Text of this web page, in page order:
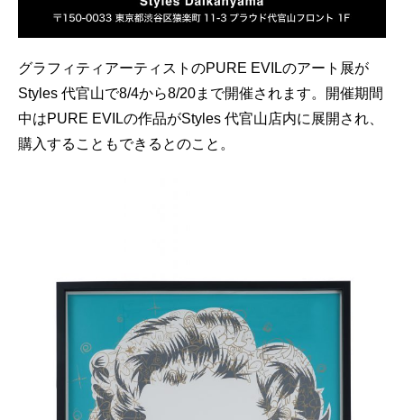
RECOMMEND
当サイトに掲載の記事・見出し・写真・画像の無断転載を禁じます。
グラフィティアーティストのPURE EVILのアート展が
Styles 代官山で8/4から8/20まで開催されます。開催期間
中はPURE EVILの作品がStyles 代官山店内に展開され、
購入することもできるとのこと。